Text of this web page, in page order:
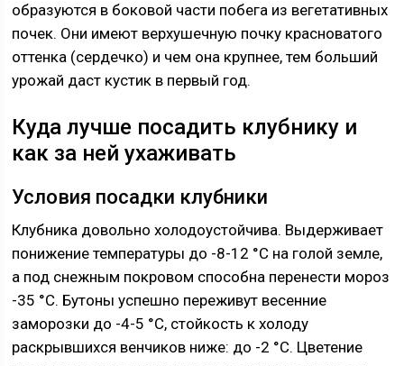
образуются в боковой части побега из вегетативных
почек. Они имеют верхушечную почку красноватого
оттенка (сердечко) и чем она крупнее, тем больший
урожай даст кустик в первый год.
Куда лучше посадить клубнику и
как за ней ухаживать
Условия посадки клубники
Клубника довольно холодоустойчива. Выдерживает
понижение температуры до -8-12 °С на голой земле,
а под снежным покровом способна перенести мороз
-35 °С. Бутоны успешно переживут весенние
заморозки до -4-5 °C, стойкость к холоду
раскрывшихся венчиков ниже: до -2 °C. Цветение